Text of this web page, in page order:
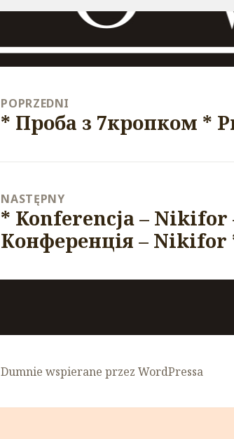
POPRZEDNI
Poprzedni
* Проба з 7кропком *
NASTĘPNY
Następny
wpis:
* Konferencja – Nikifor
Конференція – Nikifor
Dumnie wspierane przez WordPressa